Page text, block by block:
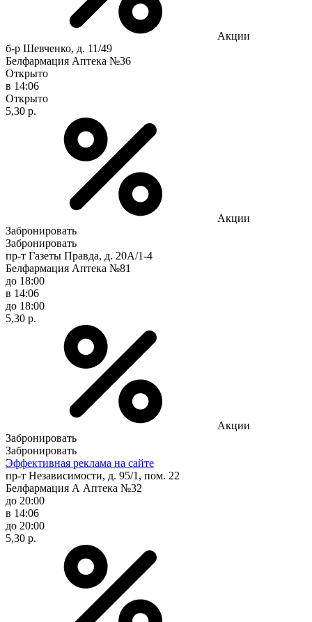
Акции
б-р Шевченко, д. 11/49
Белфармация Аптека №36
Открыто
в 14:06
Открыто
5,30 р.
Акции
Забронировать
Забронировать
пр-т Газеты Правда, д. 20A/1-4
Белфармация Аптека №81
до 18:00
в 14:06
до 18:00
5,30 р.
Акции
Забронировать
Забронировать
Эффективная реклама на сайте
пр-т Независимости, д. 95/1, пом. 22
Белфармация А Аптека №32
до 20:00
в 14:06
до 20:00
5,30 р.